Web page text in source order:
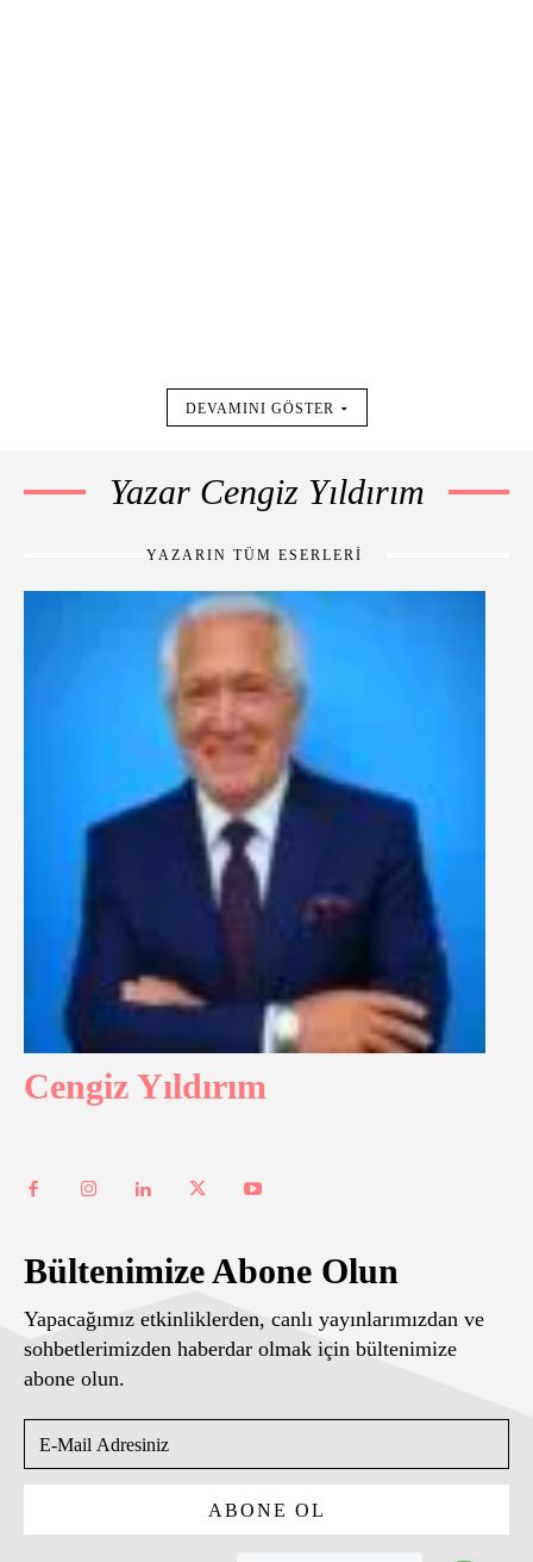
DEVAMINI GÖSTER
Yazar Cengiz Yıldırım
YAZARIN TÜM ESERLERİ
Cengiz Yıldırım
Bültenimize Abone Olun
Yapacağımız etkinliklerden, canlı yayınlarımızdan ve
sohbetlerimizden haberdar olmak için bültenimize
abone olun.
ABONE OL